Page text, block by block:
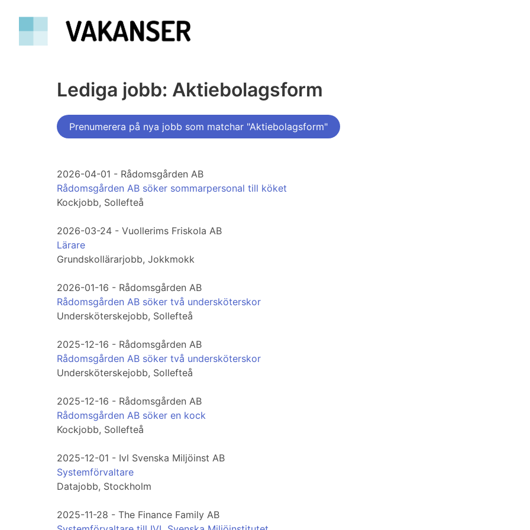
Lediga jobb: Aktiebolagsform
Prenumerera på nya jobb som matchar "Aktiebolagsform"
2026-04-01 - Rådomsgården AB
Rådomsgården AB söker sommarpersonal till köket
Kockjobb, Sollefteå
2026-03-24 - Vuollerims Friskola AB
Lärare
Grundskollärarjobb, Jokkmokk
2026-01-16 - Rådomsgården AB
Rådomsgården AB söker två undersköterskor
Undersköterskejobb, Sollefteå
2025-12-16 - Rådomsgården AB
Rådomsgården AB söker två undersköterskor
Undersköterskejobb, Sollefteå
2025-12-16 - Rådomsgården AB
Rådomsgården AB söker en kock
Kockjobb, Sollefteå
2025-12-01 - Ivl Svenska Miljöinst AB
Systemförvaltare
Datajobb, Stockholm
2025-11-28 - The Finance Family AB